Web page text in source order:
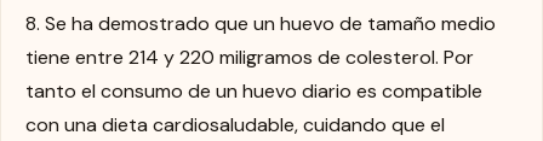
8. Se ha demostrado que un huevo de tamaño medio
tiene entre 214 y 220 miligramos de colesterol. Por
tanto el consumo de un huevo diario es compatible
con una dieta cardiosaludable, cuidando que el